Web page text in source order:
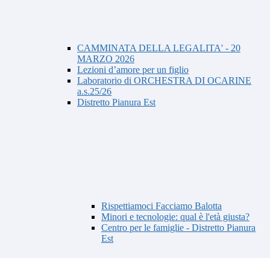
CAMMINATA DELLA LEGALITA' - 20
MARZO 2026
Lezioni d’amore per un figlio
Laboratorio di ORCHESTRA DI OCARINE
a.s.25/26
Distretto Pianura Est
Rispettiamoci Facciamo Balotta
Minori e tecnologie: qual è l'età giusta?
Centro per le famiglie - Distretto Pianura
Est